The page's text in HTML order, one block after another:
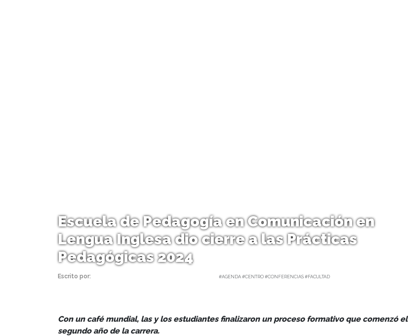
Escuela de Pedagogía en Comunicación en
Lengua Inglesa dio cierre a las Prácticas
Pedagógicas 2024
Escrito por: #AGENDA #CENTRO #CONFERENCIAS #FACULTAD
Con un café mundial, las y los estudiantes finalizaron un proceso formativo que comenzó el
segundo año de la carrera.